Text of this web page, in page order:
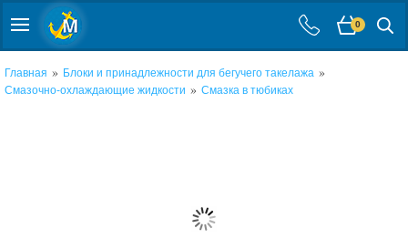
0
Главная » Блоки и принадлежности для бегучего такелажа »
Смазочно-охлаждающие жидкости » Смазка в тюбиках